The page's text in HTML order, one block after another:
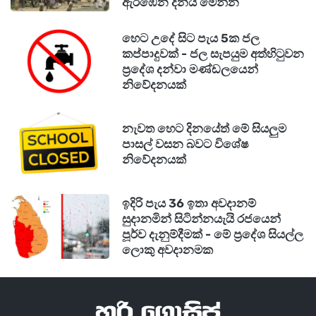
හෙට උදේ සිට පැය 5ක ජල
කප්පාදුවක් - ජල සැපයුම අත්හිටුවන
ප්‍රදේශ දන්වා මණ්ඩලයෙන්
නිවේදනයක්
නැවත හෙට දිනයේත් මේ සියලුම
පාසල් වසන බවට විශේෂ
නිවේදනයක්
ඉදිරි පැය 36 ඉතා අවදානම්
සුදානමින් සිටින්නයැයි රජයෙන්
පූර්ව දැනුම්දීමක් - මේ ප්‍රදේශ සියල්ල
ලොකු අවදානමක